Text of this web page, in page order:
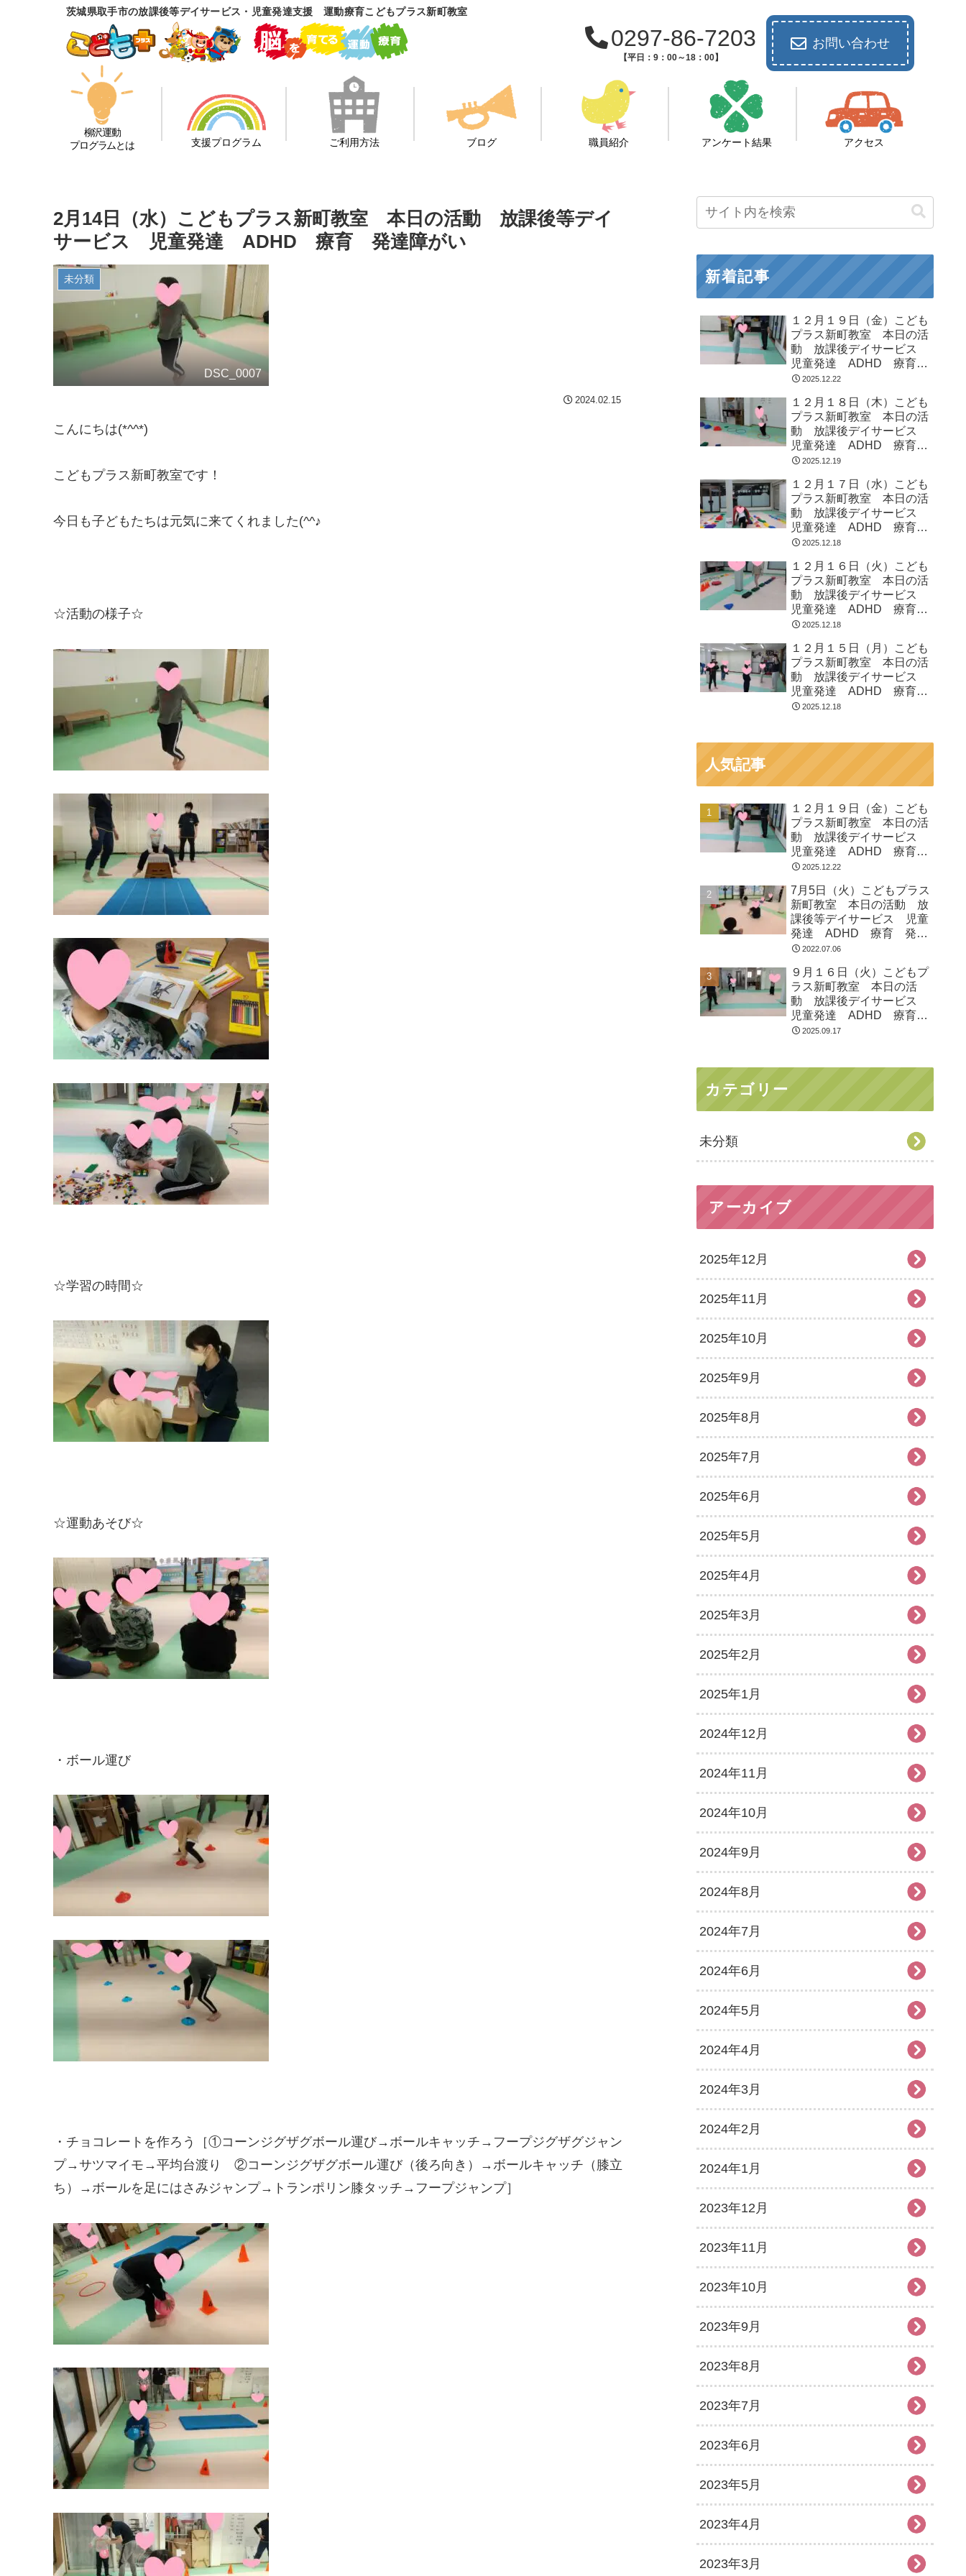
茨城県取手市の放課後等デイサービス・児童発達支援 運動療育こどもプラス新町教室
0297-86-7203
【平日：9：00～18：00】
お問い合わせ
柳沢運動
プログラムとは
支援プログラム ご利用方法 ブログ 職員紹介 アンケート結果 アクセス
2月14日（水）こどもプラス新町教室 本日の活動 放課後等デイ
サービス 児童発達 ADHD 療育 発達障がい
未分類
DSC_0007
2024.02.15
こんにちは(*^^*)
こどもプラス新町教室です！
今日も子どもたちは元気に来てくれました(^^♪
☆活動の様子☆
☆学習の時間☆
☆運動あそび☆
・ボール運び
・チョコレートを作ろう［①コーンジグザグボール運び→ボールキャッチ→フープジグザグジャン
プ→サツマイモ→平均台渡り ②コーンジグザグボール運び（後ろ向き）→ボールキャッチ（膝立
ち）→ボールを足にはさみジャンプ→トランポリン膝タッチ→フープジャンプ］
新着記事
１２月１９日（金）こども
プラス新町教室 本日の活
動 放課後デイサービス
児童発達 ADHD 療育
発達障がい
2025.12.22
１２月１８日（木）こども
プラス新町教室 本日の活
動 放課後デイサービス
児童発達 ADHD 療育
発達障がい
2025.12.19
１２月１７日（水）こども
プラス新町教室 本日の活
動 放課後デイサービス
児童発達 ADHD 療育
発達障がい
2025.12.18
１２月１６日（火）こども
プラス新町教室 本日の活
動 放課後デイサービス
児童発達 ADHD 療育
発達障がい
2025.12.18
１２月１５日（月）こども
プラス新町教室 本日の活
動 放課後デイサービス
児童発達 ADHD 療育
発達障がい
2025.12.18
人気記事
１２月１９日（金）こども
プラス新町教室 本日の活
動 放課後デイサービス
児童発達 ADHD 療育
発達障がい
2025.12.22
7月5日（火）こどもプラス
新町教室 本日の活動 放
課後等デイサービス 児童
発達 ADHD 療育 発達
障がい
2022.07.06
９月１６日（火）こどもプ
ラス新町教室 本日の活
動 放課後デイサービス
児童発達 ADHD 療育
発達障がい
2025.09.17
カテゴリー
未分類
アーカイブ
2025年12月
2025年11月
2025年10月
2025年9月
2025年8月
2025年7月
2025年6月
2025年5月
2025年4月
2025年3月
2025年2月
2025年1月
2024年12月
2024年11月
2024年10月
2024年9月
2024年8月
2024年7月
2024年6月
2024年5月
2024年4月
2024年3月
2024年2月
2024年1月
2023年12月
2023年11月
2023年10月
2023年9月
2023年8月
2023年7月
2023年6月
2023年5月
2023年4月
2023年3月